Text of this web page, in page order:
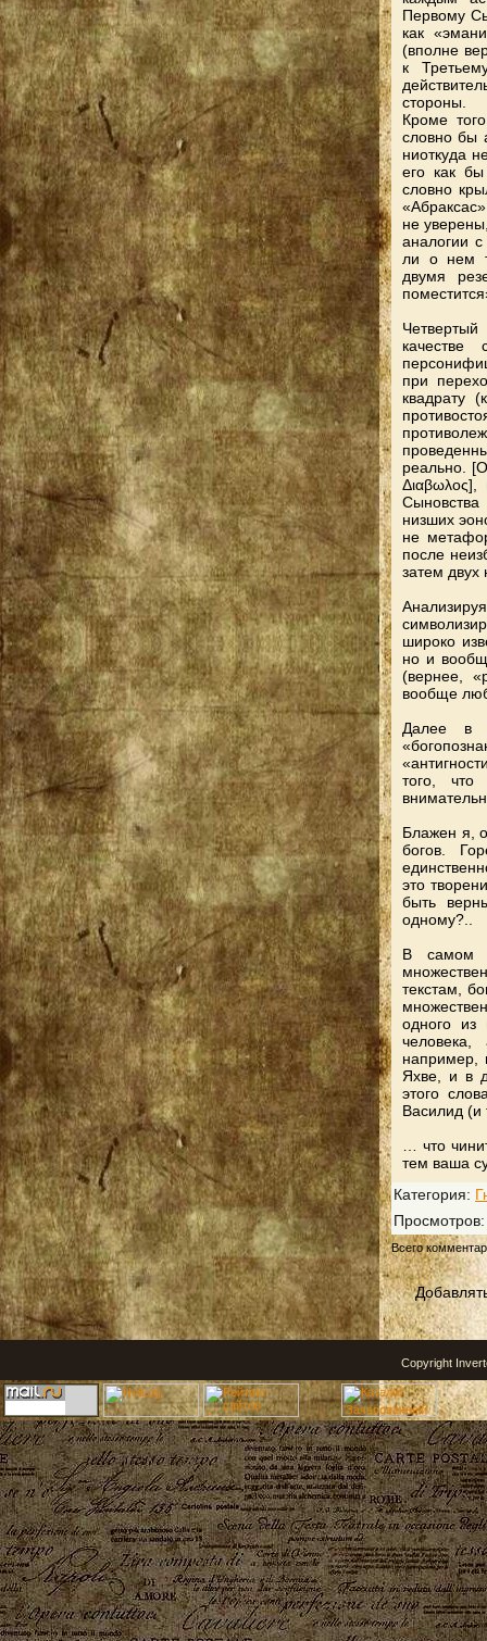
Первому
как
(вполне
к
стороны.
Кроме
словно бы
ниоткуда
его как
словно
не
аналогии
ли о нем
двумя
при
квадрату
реально.
низших
не
после
затем двух
широко
но и
(вернее,
вообще
Далее в
того, что
Блажен я,
богов.
это
быть
одному?..
В самом
текстам,
одного из
например,
Яхве, и в
этого
Василид (и
… что
тем ваша
Категория:
Просмотров
Всего
Copyright